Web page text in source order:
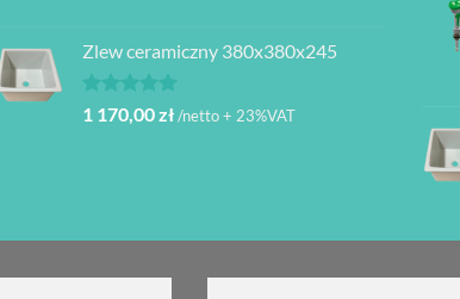
Zlew ceramiczny 380x380x245
Oceniono
na 5
1 170,00zł/netto + 23%VAT